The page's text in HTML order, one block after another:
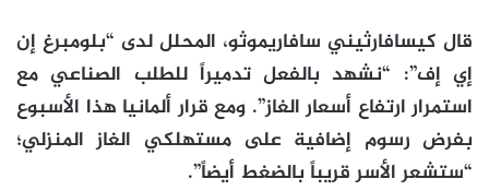
قال كيسافارثيني سافاريموثو، المحلل لدى “بلومبرغ إن
إي إف”: “نشهد بالفعل تدميراً للطلب الصناعي مع
استمرار ارتفاع أسعار الغاز”. ومع قرار ألمانيا هذا الأسبوع
بفرض رسوم إضافية على مستهلكي الغاز المنزلي؛
“ستشعر الأسر قريباً بالضغط أيضاً”.